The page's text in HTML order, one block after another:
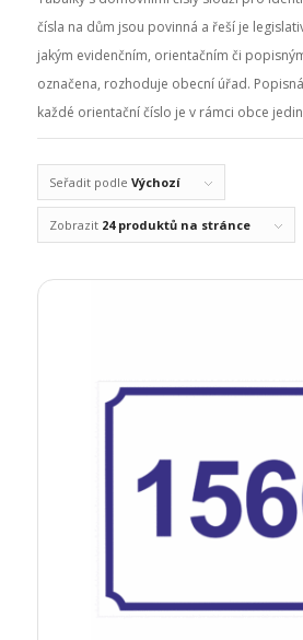
čísla na dům jsou povinná a řeší je
jakým evidenčním, orientačním či
označena, rozhoduje obecní úřad.
každé orientační číslo je v rámci obce
Seřadit podle Výchozí
Zobrazit 24 produktů na stránce